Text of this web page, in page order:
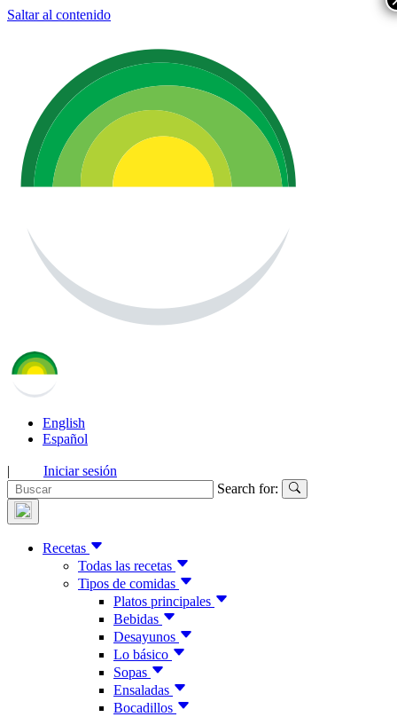
Saltar al contenido
English
Español
|
Iniciar sesión
Search for:
Recetas
Todas las recetas
Tipos de comidas
Platos principales
Bebidas
Desayunos
Lo básico
Sopas
Ensaladas
Bocadillos